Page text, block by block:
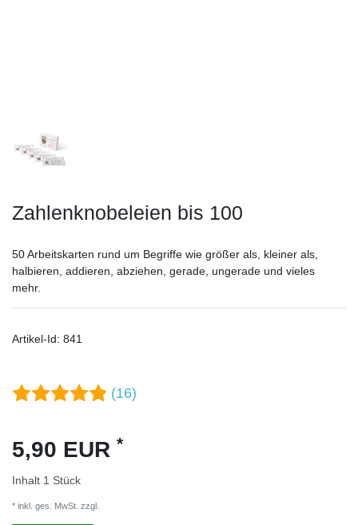
Zahlenknobeleien bis 100
50 Arbeitskarten rund um Begriffe wie größer als, kleiner als,
halbieren, addieren, abziehen, gerade, ungerade und vieles
mehr.
Artikel-Id: 841
(16)
5,90 EUR *
Inhalt 1 Stück
* inkl. ges. MwSt. zzgl.